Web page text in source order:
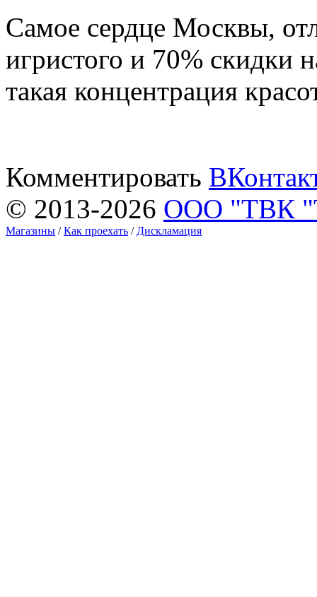
Самое сердце Москвы,
игристого и 70% скидки
такая концентрация
Комментировать
© 2013-2026 ООО "ТВК
Магазины /Как проехать / Дискламация